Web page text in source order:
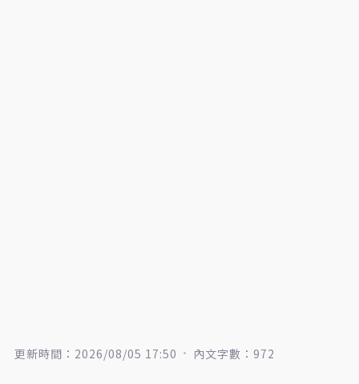
更新時間：2026/08/05 17:50 內文字數：972